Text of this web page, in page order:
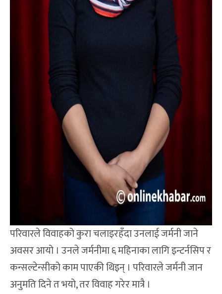
परिवारले विवाहको कुरा चलाइरहँदा उनलाई जर्मनी जाने
अवसर आयो । उनले जर्मनीमा ६ महिनाका लागि इन्टर्नसिप र
कन्सल्टेन्सीको काम पाएकी थिइन् । परिवारले जर्मनी जान
अनुमति दिने त भयो, तर विवाह गरेर मात्रै ।